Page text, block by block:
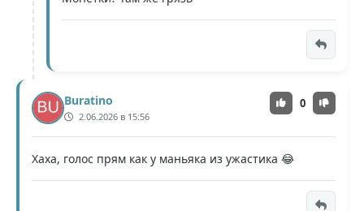
Buratino
2.06.2026 в 15:56
0
Хаха, голос прям как у маньяка из ужастика 😂